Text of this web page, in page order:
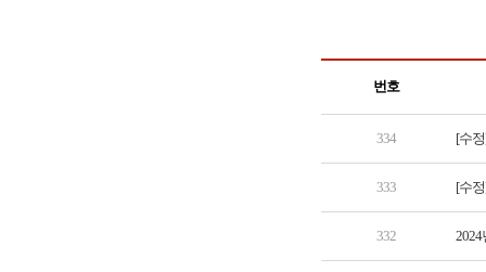
번호
334 [수
333 [수
332 2024